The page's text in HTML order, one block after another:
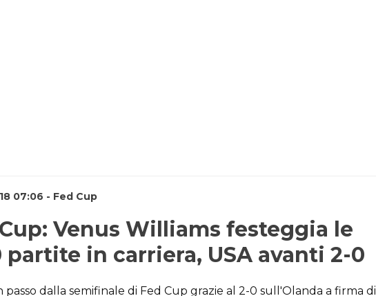
07:06 - Fed Cup
Venus Williams festeggia le
partite in carriera, USA avanti 2-0
passo dalla semifinale di Fed Cup grazie al 2-0 sull'Olanda a firma di